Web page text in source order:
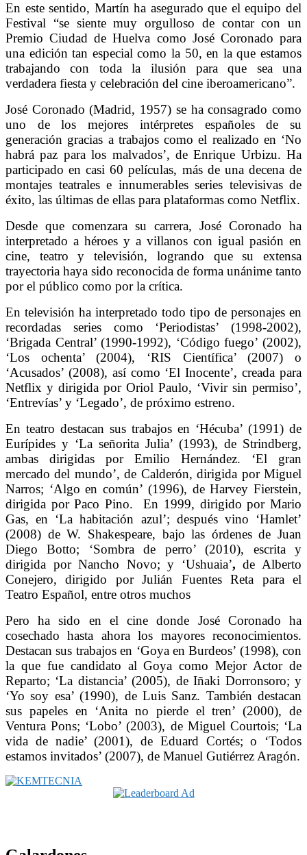
En este sentido, Martín ha asegurado que el equipo del
Festival “se siente muy orgulloso de contar con un
Premio Ciudad de Huelva como José Coronado para
una edición tan especial como la 50, en la que estamos
trabajando con toda la ilusión para que sea una
verdadera fiesta y celebración del cine iberoamericano”.
José Coronado (Madrid, 1957) se ha consagrado como
uno de los mejores intérpretes españoles de su
generación gracias a trabajos como el realizado en ‘No
habrá paz para los malvados’, de Enrique Urbizu. Ha
participado en casi 60 películas, más de una decena de
montajes teatrales e innumerables series televisivas de
éxito, las últimas de ellas para plataformas como Netflix.
Desde que comenzara su carrera, José Coronado ha
interpretado a héroes y a villanos con igual pasión en
cine, teatro y televisión, logrando que su extensa
trayectoria haya sido reconocida de forma unánime tanto
por el público como por la crítica.
En televisión ha interpretado todo tipo de personajes en
recordadas series como ‘Periodistas’ (1998-2002),
‘Brigada Central’ (1990-1992), ‘Código fuego’ (2002),
‘Los ochenta’ (2004), ‘RIS Científica’ (2007) o
‘Acusados’ (2008), así como ‘El Inocente’, creada para
Netflix y dirigida por Oriol Paulo, ‘Vivir sin permiso’,
‘Entrevías’ y ‘Legado’, de próximo estreno.
En teatro destacan sus trabajos en ‘Hécuba’ (1991) de
Eurípides y ‘La señorita Julia’ (1993), de Strindberg,
ambas dirigidas por Emilio Hernández. ‘El gran
mercado del mundo’, de Calderón, dirigida por Miguel
Narros; ‘Algo en común’ (1996), de Harvey Fierstein,
dirigida por Paco Pino. En 1999, dirigido por Mario
Gas, en ‘La habitación azul’; después vino ‘Hamlet’
(2008) de W. Shakespeare, bajo las órdenes de Juan
Diego Botto; ‘Sombra de perro’ (2010), escrita y
dirigida por Nancho Novo; y ‘Ushuaia’, de Alberto
Conejero, dirigido por Julián Fuentes Reta para el
Teatro Español, entre otros muchos
Pero ha sido en el cine donde José Coronado ha
cosechado hasta ahora los mayores reconocimientos.
Destacan sus trabajos en ‘Goya en Burdeos’ (1998), con
la que fue candidato al Goya como Mejor Actor de
Reparto; ‘La distancia’ (2005), de Iñaki Dorronsoro; y
‘Yo soy esa’ (1990), de Luis Sanz. También destacan
sus papeles en ‘Anita no pierde el tren’ (2000), de
Ventura Pons; ‘Lobo’ (2003), de Miguel Courtois; ‘La
vida de nadie’ (2001), de Eduard Cortés; o ‘Todos
estamos invitados’ (2007), de Manuel Gutiérrez Aragón.